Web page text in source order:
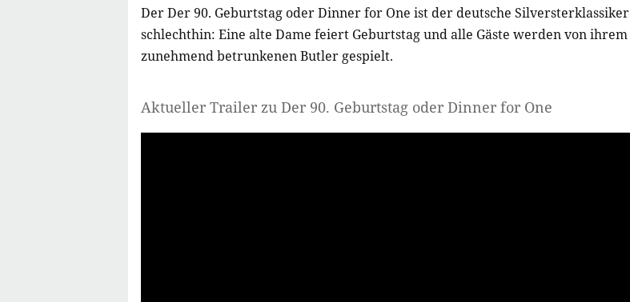
Der Der 90. Geburtstag oder Dinner for One ist der deutsche Silversterklassiker
schlechthin: Eine alte Dame feiert Geburtstag und alle Gäste werden von ihrem
zunehmend betrunkenen Butler gespielt.
Aktueller Trailer zu Der 90. Geburtstag oder Dinner for One